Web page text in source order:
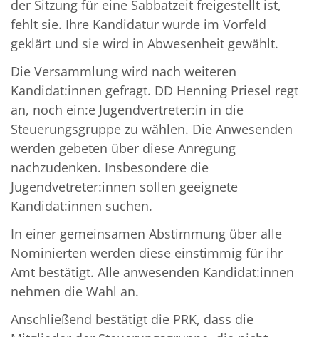
der Sitzung für eine Sabbatzeit freigestellt ist,
fehlt sie. Ihre Kandidatur wurde im Vorfeld
geklärt und sie wird in Abwesenheit gewählt.
Die Versammlung wird nach weiteren
Kandidat:innen gefragt. DD Henning Priesel regt
an, noch ein:e Jugendvertreter:in in die
Steuerungsgruppe zu wählen. Die Anwesenden
werden gebeten über diese Anregung
nachzudenken. Insbesondere die
Jugendvetreter:innen sollen geeignete
Kandidat:innen suchen.
In einer gemeinsamen Abstimmung über alle
Nominierten werden diese einstimmig für ihr
Amt bestätigt. Alle anwesenden Kandidat:innen
nehmen die Wahl an.
Anschließend bestätigt die PRK, dass die